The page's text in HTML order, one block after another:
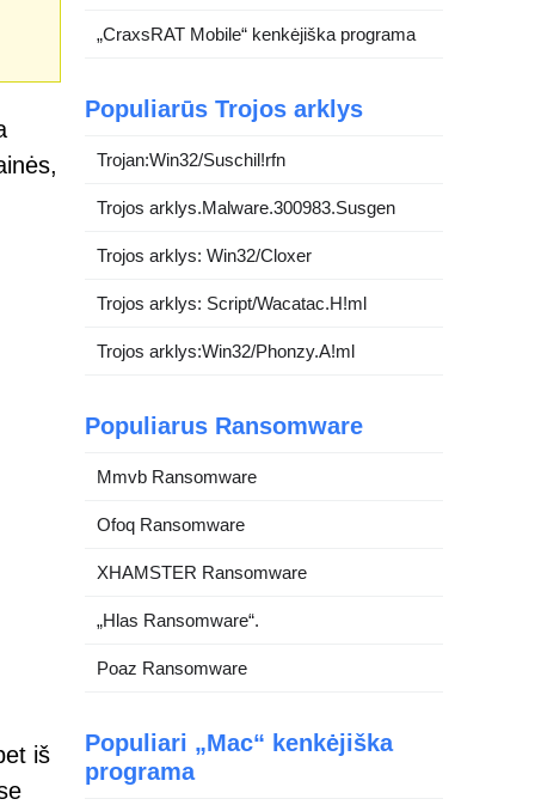
iš
„CraxsRAT Mobile“ kenkėjiška programa
Populiarūs Trojos arklys
Trojan:Win32/Suschil!rfn
Trojos arklys.Malware.300983.Susgen
Trojos arklys: Win32/Cloxer
Trojos arklys: Script/Wacatac.H!ml
Trojos arklys:Win32/Phonzy.A!ml
Populiarus Ransomware
Mmvb Ransomware
Ofoq Ransomware
XHAMSTER Ransomware
„Hlas Ransomware“.
Poaz Ransomware
Populiari „Mac“ kenkėjiška
programa